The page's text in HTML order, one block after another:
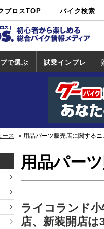
ブロスTOP バイク検索
中古バイ
ク・新車検
カタログ検
索
ショップ検
索
で選ぶ 試乗インプレ
試乗インプレ
一覧
ホンダ
ヤマハ
スズキ
カワサキ
ハーレー
BMW
トライアンフ
ドゥカティ
ース 用品パーツ販売店に関する
用品パー
ライコランド
店、新装開店は